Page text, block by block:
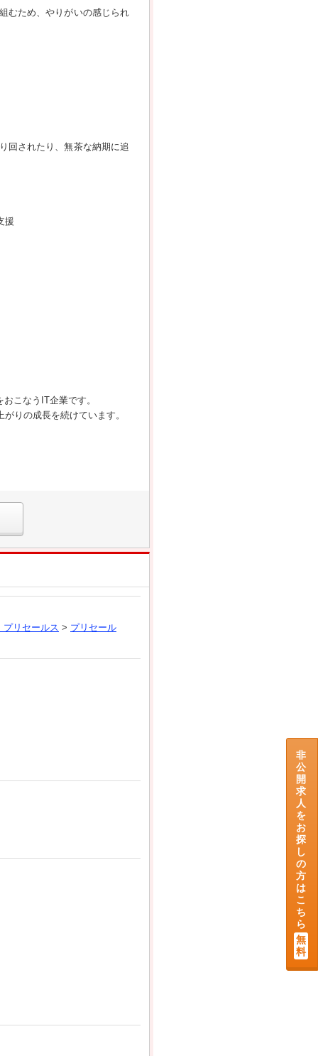
むため、やりがいの感じられ
回されたり、無茶な納期に追
援
こなうIT企業です。
りの成長を続けています。
プリセールス > プリセール
非
公
開
求
人
を
お
探
し
の
方
は
こ
ち
ら
無
料